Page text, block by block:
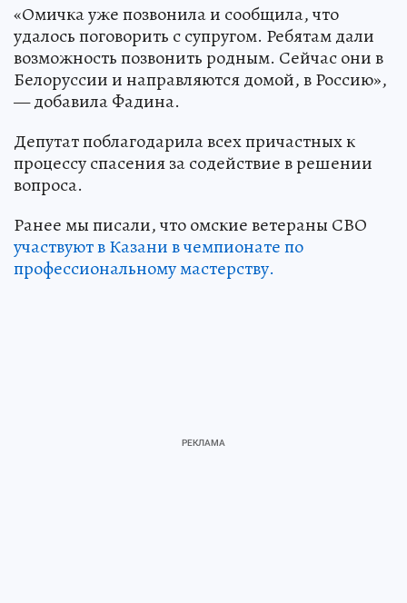
«Омичка уже позвонила и сообщила, что
удалось поговорить с супругом. Ребятам дали
возможность позвонить родным. Сейчас они в
Белоруссии и направляются домой, в Россию»,
— добавила Фадина.
Депутат поблагодарила всех причастных к
процессу спасения за содействие в решении
вопроса.
Ранее мы писали, что омские ветераны СВО
участвуют в Казани в чемпионате по
профессиональному мастерству.